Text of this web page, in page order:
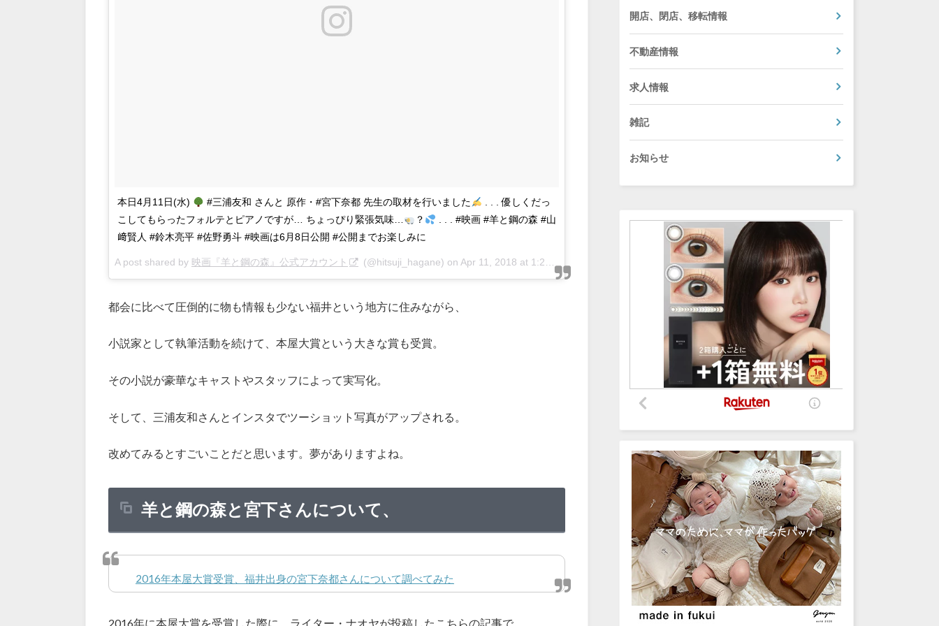
本日4月11日(水) #三浦友和 さんと 原作・#宮下奈都 先生の取材を行いました
. . . 優しくだっ
こしてもらったフォルテとピアノですが… ちょっぴり緊張気味…
？
. . . #映画 #羊と鋼の森 #山
﨑賢人 #鈴木亮平 #佐野勇斗 #映画は6月8日公開 #公開までお楽しみに
A post shared by 映画『羊と鋼の森』公式アカウント (@hitsuji_hagane) on Apr 11, 2018 at 1:28am PDT
都会に比べて圧倒的に物も情報も少ない福井という地方に住みながら、
小説家として執筆活動を続けて、本屋大賞という大きな賞も受賞。
その小説が豪華なキャストやスタッフによって実写化。
そして、三浦友和さんとインスタでツーショット写真がアップされる。
改めてみるとすごいことだと思います。夢がありますよね。
羊と鋼の森と宮下さんについて、
2016年本屋大賞受賞、福井出身の宮下奈都さんについて調べてみた
2016年に本屋大賞を受賞した際に、ライター・ナオヤが投稿したこちらの記事で
開店、閉店、移転情報
不動産情報
求人情報
雑記
お知らせ